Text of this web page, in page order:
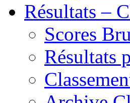
Résultats –
Scores
Résultats